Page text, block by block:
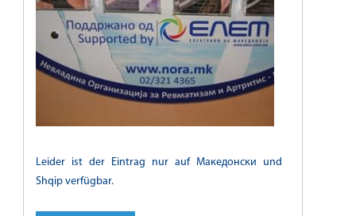
Leider ist der Eintrag nur auf Македонски und
Shqip verfügbar.